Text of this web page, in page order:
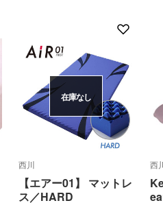
在庫なし
西川
【エアー01】 マットレ
ス／HARD
西